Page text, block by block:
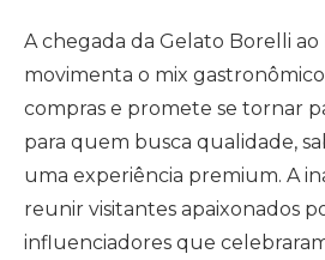
A chegada da Gelato Borelli
movimenta o mix
compras e promete se tornar
para quem busca qualidade,
uma experiência premium. A
reunir visitantes apaixonados
influenciadores que